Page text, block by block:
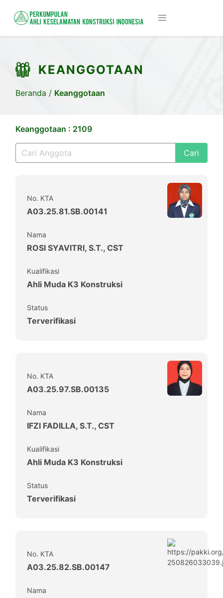
KEANGGOTAAN
Beranda / Keanggotaan
Keanggotaan : 2109
Cari
No. KTA
A03.25.81.SB.00141
Nama
ROSI SYAVITRI, S.T., CST
Kualifikasi
Ahli Muda K3 Konstruksi
Status
Terverifikasi
No. KTA
A03.25.97.SB.00135
Nama
IFZI FADILLA, S.T., CST
Kualifikasi
Ahli Muda K3 Konstruksi
Status
Terverifikasi
No. KTA
A03.25.82.SB.00147
Nama